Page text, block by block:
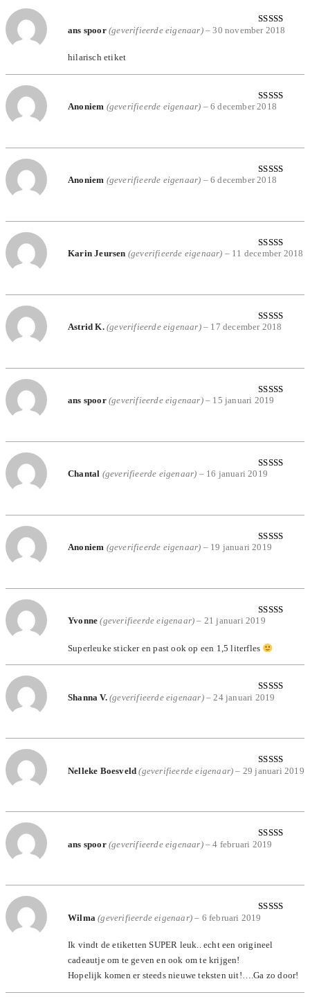
Gewaardeerd
ans spoor (geverifieerde eigenaar) – 30 november 2018
hilarisch etiket
Gewaardeerd
Anoniem (geverifieerde eigenaar) – 6 december 2018
Gewaardeerd
Anoniem (geverifieerde eigenaar) – 6 december 2018
Gewaardeerd
Karin Jeursen (geverifieerde eigenaar) – 11 december 2018
Gewaardeerd
Astrid K. (geverifieerde eigenaar) – 17 december 2018
Gewaardeerd
ans spoor (geverifieerde eigenaar) – 15 januari 2019
Gewaardeerd
Chantal (geverifieerde eigenaar) – 16 januari 2019
Gewaardeerd
Anoniem (geverifieerde eigenaar) – 19 januari 2019
Gewaardeerd
Yvonne(geverifieerde eigenaar) – 21 januari 2019
Superleuke sticker en past ook op een 1,5 literfles
Gewaardeerd
Shanna V. (geverifieerde eigenaar) – 24 januari 2019
Gewaardeerd
Nelleke Boesveld(geverifieerde eigenaar) – 29 januari 2019
Gewaardeerd
ans spoor (geverifieerde eigenaar) – 4 februari 2019
Gewaardeerd
Wilma(geverifieerde eigenaar) – 6 februari 2019
Ik vindt de etiketten SUPER leuk.. echt een origineel
cadeautje om te geven en ook om te krijgen!
Hopelijk komen er steeds nieuwe teksten uit!….Ga zo door!